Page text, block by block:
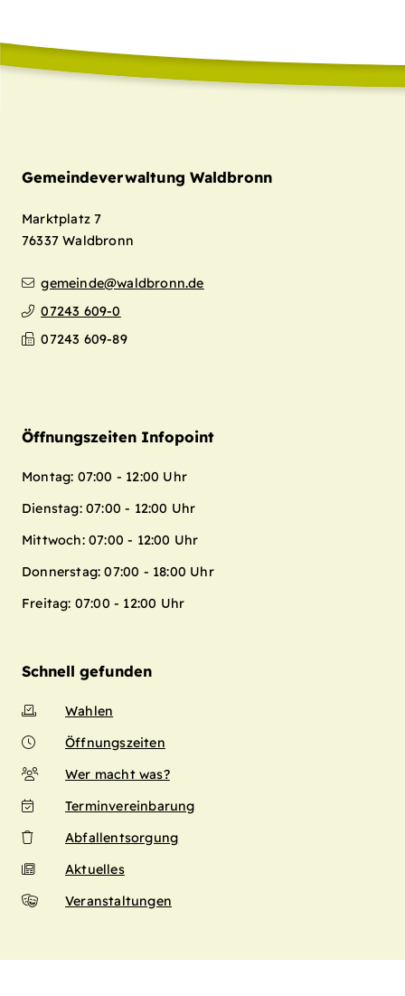
Gemeindeverwaltung Waldbronn
Marktplatz 7
76337 Waldbronn
gemeinde@waldbronn.de
07243 609-0
07243 609-89
Leaflet| Map data ©OpenStreetMap
contributors,CC-BY-SA
Öffnungszeiten Infopoint
Montag: 07:00 - 12:00 Uhr
Dienstag: 07:00 - 12:00 Uhr
Mittwoch: 07:00 - 12:00 Uhr
Donnerstag: 07:00 - 18:00 Uhr
Freitag: 07:00 - 12:00 Uhr
Schnell gefunden
Wahlen
Öffnungszeiten
Wer macht was?
Terminvereinbarung
Abfallentsorgung
Aktuelles
Veranstaltungen